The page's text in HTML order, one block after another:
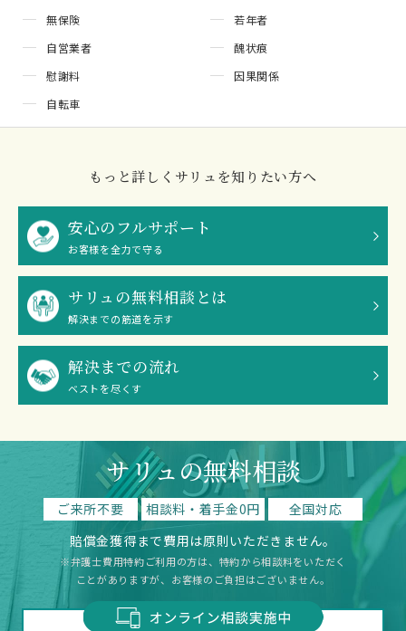
無保険
若年者
自営業者
醜状痕
慰謝料
因果関係
自転車
もっと詳しくサリュを知りたい方へ
安心のフルサポート
お客様を全力で守る
サリュの無料相談とは
解決までの筋道を示す
解決までの流れ
ベストを尽くす
サリュの無料相談
ご来所不要 相談料・着手金0円
全国対応
賠償金獲得まで費用は原則いただきません。
※弁護士費用特約ご利用の方は、特約から相談料をいただく
ことがありますが、お客様のご負担はございません。